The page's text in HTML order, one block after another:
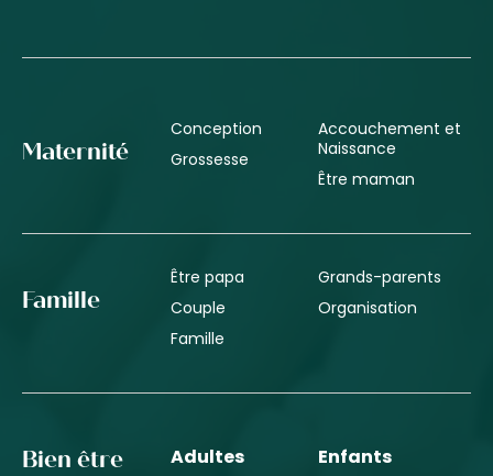
Maternité
Conception
Grossesse
Accouchement et
Naissance
Être maman
Famille
Être papa
Couple
Famille
Grands-parents
Organisation
Bien être Adultes Enfants